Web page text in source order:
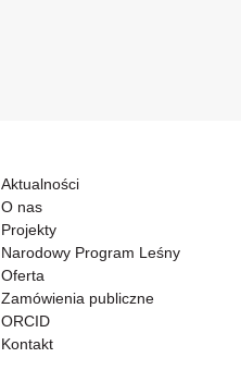
Aktualności
O nas
Projekty
Narodowy Program Leśny
Oferta
Zamówienia publiczne
ORCID
Kontakt